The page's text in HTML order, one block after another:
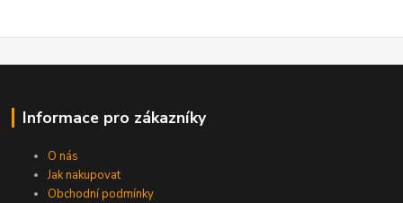
Informace pro zákazníky
O nás
Jak nakupovat
Obchodní podmínky